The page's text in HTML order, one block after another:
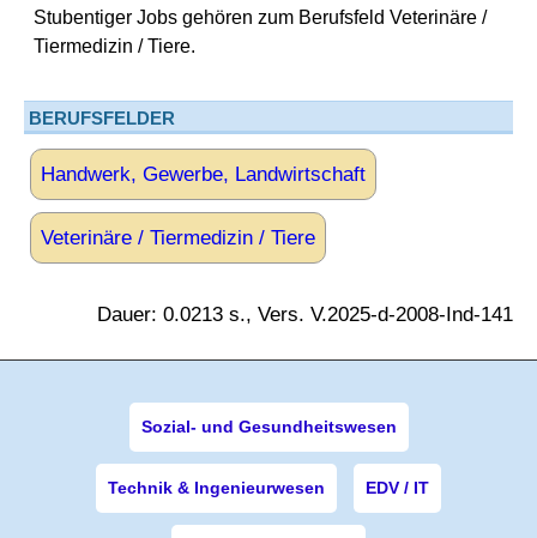
Stubentiger Jobs gehören zum Berufsfeld Veterinäre /
Tiermedizin / Tiere.
BERUFSFELDER
Handwerk, Gewerbe, Landwirtschaft
Veterinäre / Tiermedizin / Tiere
Dauer: 0.0213 s., Vers. V.2025-d-2008-Ind-141
Sozial- und Gesundheitswesen
Technik & Ingenieurwesen EDV / IT